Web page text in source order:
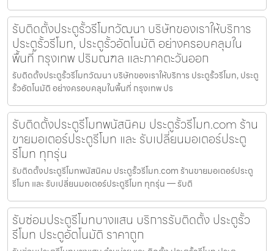
รับติดตั้งประตูรั้วรีโมทวัฒนา บริษัทของเราให้บริการ
ประตูรั้วรีโมท, ประตูรั้วอัตโนมัติ อย่างครอบคลุมใน
พื้นที่ กรุงเทพ ปริมณฑล และภาคตะวันออก
รับติดตั้งประตูรั้วรีโมทวัฒนา บริษัทของเราให้บริการ ประตูรั้วรีโมท, ประตู
รั้วอัตโนมัติ อย่างครอบคลุมในพื้นที่ กรุงเทพ ปร
รับติดตั้งประตูรีโมทพนัสนิคม ประตูรั้วรีโมท.com ร้าน
ขายมอเตอร์ประตูรีโมท และ รับเปลี่ยนมอเตอร์ประตู
รีโมท ทุกรุ่น
รับติดตั้งประตูรีโมทพนัสนิคม ประตูรั้วรีโมท.com ร้านขายมอเตอร์ประตู
รีโมท และ รับเปลี่ยนมอเตอร์ประตูรีโมท ทุกรุ่น — รับติ
รับซ่อมประตูรีโมทบางแสน บริการรับติดตั้ง ประตูรั้ว
รีโมท ประตูอัตโนมัติ ราคาถูก